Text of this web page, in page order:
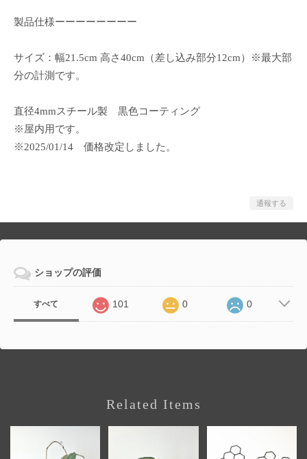
製品仕様ーーーーーーーー
サイズ：幅21.5cm 高さ40cm（差し込み部分12cm）※最大部
分の計測です。
直径4mmスチール製 黒色コーティング
※屋内用です。
※2025/01/14 価格改定しました。
通報する
ショップの評価
すべて 101 0 0
Related Items